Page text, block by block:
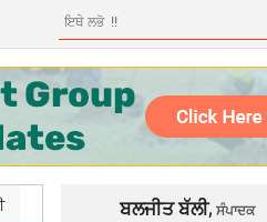
ਬਲਜੀਤ ਬੱਲੀ, ਸੰਪਾਦਕ